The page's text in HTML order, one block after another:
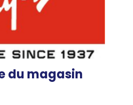
du magasin